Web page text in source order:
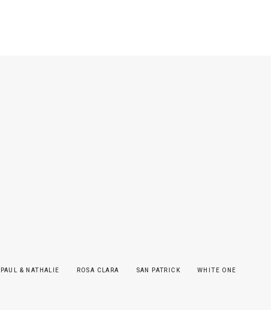
PAUL & NATHALIE ROSA CLARA SAN PATRICK WHITE ONE